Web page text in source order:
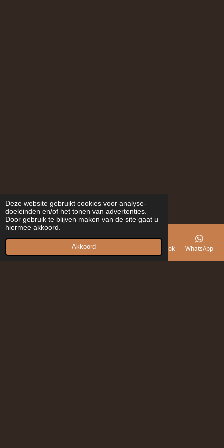
Deze website gebruikt cookies voor analyse-
doeleinden en/of het tonen van advertenties.
Door gebruik te blijven maken van de site gaat u
hiermee akkoord.
Akkoord
Telefoonnummer Facebook WhatsApp